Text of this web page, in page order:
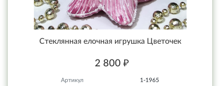
Стеклянная елочная игрушка Цветочек
2 800 ₽
Артикул
1-1965